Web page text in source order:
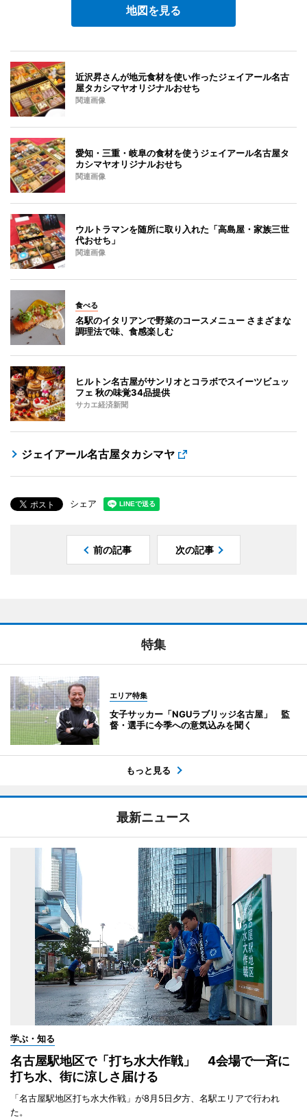
地図を見る
近沢昇さんが地元食材を使い作ったジェイアール名古
屋タカシマヤオリジナルおせち
関連画像
愛知・三重・岐阜の食材を使うジェイアール名古屋タ
カシマヤオリジナルおせち
関連画像
ウルトラマンを随所に取り入れた「高島屋・家族三世
代おせち」
関連画像
食べる
名駅のイタリアンで野菜のコースメニュー さまざまな
調理法で味、食感楽しむ
ヒルトン名古屋がサンリオとコラボでスイーツビュッ
フェ 秋の味覚34品提供
サカエ経済新聞
ジェイアール名古屋タカシマヤ
シェア
前の記事 次の記事
特集
エリア特集
女子サッカー「NGUラブリッジ名古屋」 監
督・選手に今季への意気込みを聞く
もっと見る
最新ニュース
学ぶ・知る
名古屋駅地区で「打ち水大作戦」 4会場で一斉に
打ち水、街に涼しさ届ける
「名古屋駅地区打ち水大作戦」が8月5日夕方、名駅エリアで行われ
た。